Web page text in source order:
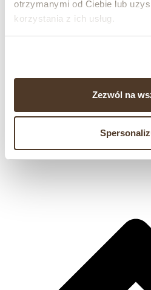
otrzymanymi od Ciebie lub
korzystania z ich usług.
Zezwól na